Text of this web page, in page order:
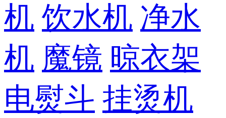
机 饮水机 净水
机 魔镜 晾衣架
电熨斗 挂烫机